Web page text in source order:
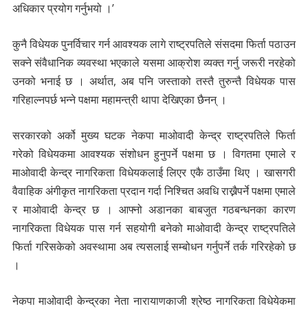
अधिकार प्रयोग गर्नुभयो ।’
कुनै विधेयक पुनर्विचार गर्न आवश्यक लागे राष्ट्रपतिले संसदमा फिर्ता पठाउन
सक्ने संवैधानिक व्यवस्था भएकाले यसमा आक्रोश व्यक्त गर्नु जरूरी नरहेको
उनको भनाई छ । अर्थात, अब पनि जस्ताको तस्तै तुरुन्तै विधेयक पास
गरिहाल्नपर्छ भन्ने पक्षमा महामन्त्री थापा देखिएका छैनन् ।
सरकारको अर्को मुख्य घटक नेकपा माओवादी केन्द्र राष्ट्रपतिले फिर्ता
गरेको विधेयकमा आवश्यक संशोधन हुनुपर्ने पक्षमा छ । विगतमा एमाले र
माओवादी केन्द्र नागरिकता विधेयकलाई लिएर एकै ठाउँमा थिए । खासगरी
वैवाहिक अंगीकृत नागरिकता प्रदान गर्दा निश्चित अवधि राख्नैपर्ने पक्षमा एमाले
र माओवादी केन्द्र छ । आफ्नो अडानका बाबजुत गठबन्धनका कारण
नागरिकता विधेयक पास गर्न सहयोगी बनेको माओवादी केन्द्र राष्ट्रपतिले
फिर्ता गरिसकेको अवस्थामा अब त्यसलाई सम्बोधन गर्नुपर्ने तर्क गरिरहेको छ
।
नेकपा माओवादी केन्द्रका नेता नारायाणकाजी श्रेष्ठ नागरिकता विधेयेकमा